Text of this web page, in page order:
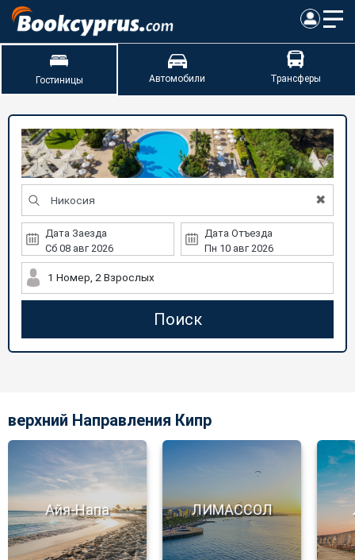
Гостиницы Автомобили Трансферы
✖
Дата Заезда Дата Отъезда
1 Номер, 2 Взрослых
Поиск
верхний Направления Кипр
Айя-Напа ЛИМАССОЛ